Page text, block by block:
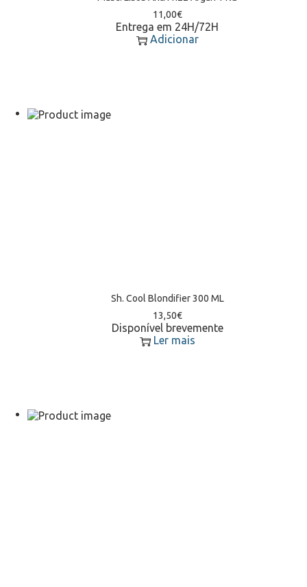
11,00€
Entrega em 24H/72H
Adicionar
Sh. Cool Blondifier 300 ML
13,50€
Disponível brevemente
Ler mais